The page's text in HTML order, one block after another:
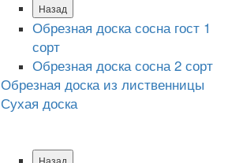
Назад
Обрезная доска сосна гост 1
сорт
Обрезная доска сосна 2 сорт
Обрезная доска из лиственницы
Сухая доска
Назад